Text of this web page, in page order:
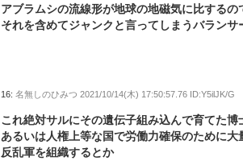
アブラムシの流線形が地球の地磁気に比する
それを含めてジャンクと言ってしまうバランサ
16:名無しのひみつ 2021/10/14(木) 17:50:57.76 ID:Y5ilJK/G
これ絶対サルにその遺伝子組み込んで育てた
あるいは人権上等な国で労働力確保のために
反乱軍を組織するとか